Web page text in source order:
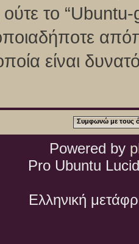
το
είναι
Powered by
Pro Ubuntu
Ελληνική